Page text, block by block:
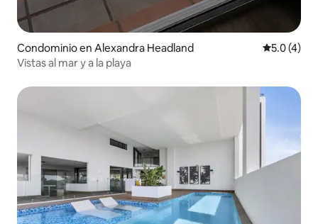
Condominio en Alexandra Headland
5.0 (4)
Vistas al mar y a la playa